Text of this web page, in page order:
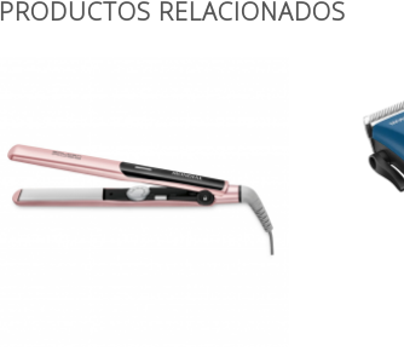
PRODUCTOS RELACIONADOS
de
deseos